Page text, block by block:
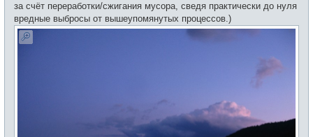
за счёт переработки/сжигания мусора, сведя практически до нуля
вредные выбросы от вышеупомянутых процессов.)